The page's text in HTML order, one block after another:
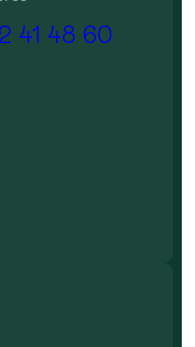
41 48 60